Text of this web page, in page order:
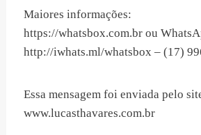
Maiores informações:
https://whatsbox.com.br ou
http://iwhats.ml/whatsbox – (17)
Essa mensagem foi enviada pelo
www.lucasthavares.com.br